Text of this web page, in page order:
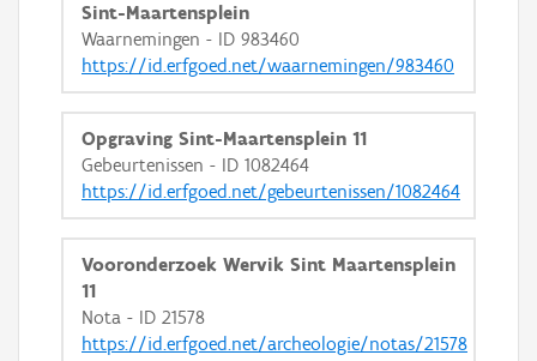
Sint-Maartensplein
Waarnemingen - ID 983460
https://id.erfgoed.net/waarnemingen/983460
Opgraving Sint-Maartensplein 11
Gebeurtenissen - ID 1082464
https://id.erfgoed.net/gebeurtenissen/1082464
Vooronderzoek Wervik Sint Maartensplein
11
Nota - ID 21578
https://id.erfgoed.net/archeologie/notas/21578